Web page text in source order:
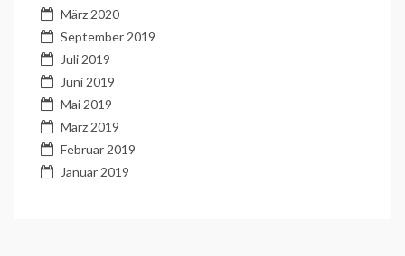
März 2020
September 2019
Juli 2019
Juni 2019
Mai 2019
März 2019
Februar 2019
Januar 2019